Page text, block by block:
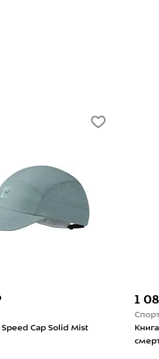
1 080 ₽
Книга «Марафон для простых